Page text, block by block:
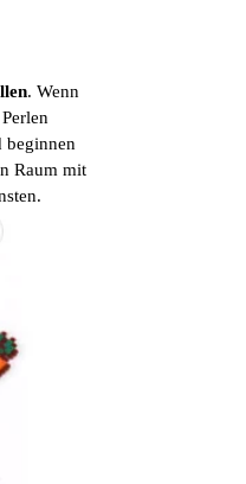
. Wenn
beginnen
Raum mit